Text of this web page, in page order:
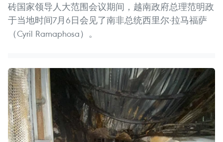
砖国家领导人大范围会议期间，越南政府总理范明政
于当地时间7月6日会见了南非总统西里尔·拉马福萨
（Cyril Ramaphosa）。